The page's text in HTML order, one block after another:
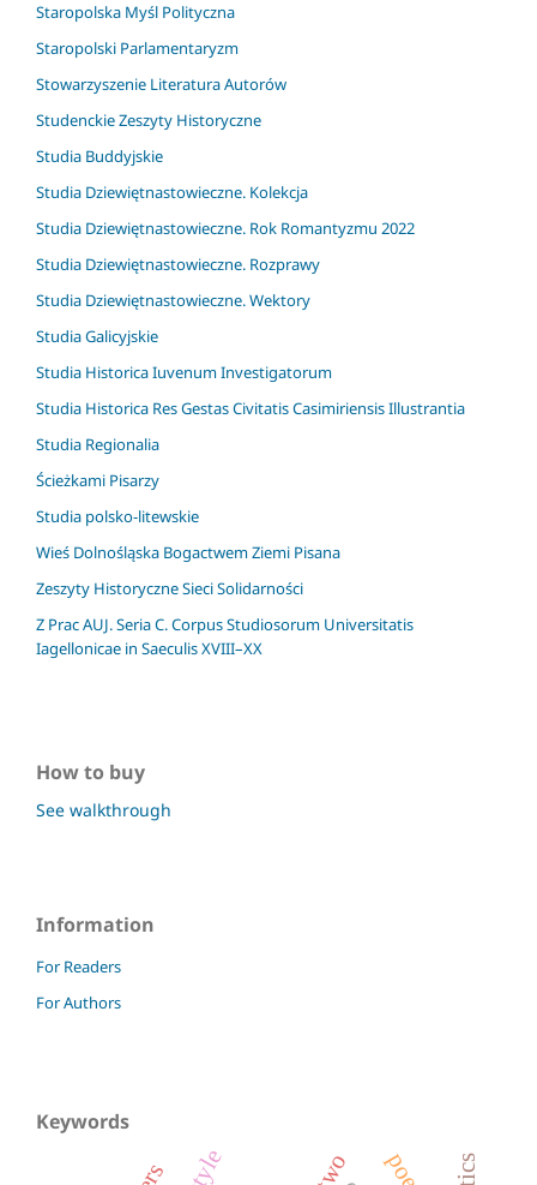
Staropolska Myśl Polityczna
Staropolski Parlamentaryzm
Stowarzyszenie Literatura Autorów
Studenckie Zeszyty Historyczne
Studia Buddyjskie
Studia Dziewiętnastowieczne. Kolekcja
Studia Dziewiętnastowieczne. Rok Romantyzmu 2022
Studia Dziewiętnastowieczne. Rozprawy
Studia Dziewiętnastowieczne. Wektory
Studia Galicyjskie
Studia Historica Iuvenum Investigatorum
Studia Historica Res Gestas Civitatis Casimiriensis Illustrantia
Studia Regionalia
Ścieżkami Pisarzy
Studia polsko-litewskie
Wieś Dolnośląska Bogactwem Ziemi Pisana
Zeszyty Historyczne Sieci Solidarności
Z Prac AUJ. Seria C. Corpus Studiosorum Universitatis
Iagellonicae in Saeculis XVIII–XX
How to buy
See walkthrough
Information
For Readers
For Authors
Keywords